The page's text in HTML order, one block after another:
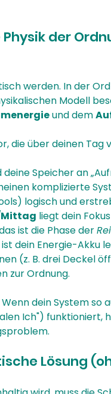
der
werden. In der
Modell
und dem
die über deinen Tag
deine Speicher an
komplizierte
logisch und
liegt dein
ist die Phase der
ist dein Energie-Akku
(z. B. drei Deckel
zur Ordnung.
Wenn dein System so
Ich") funktioniert,
Lösung